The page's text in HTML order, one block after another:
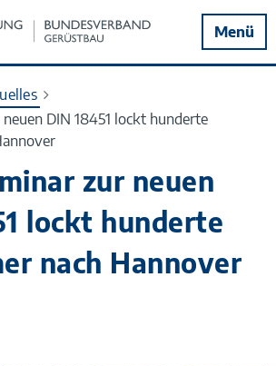
Menü
DIN 18451 lockt hunderte
zur neuen
lockt hunderte
nach Hannover